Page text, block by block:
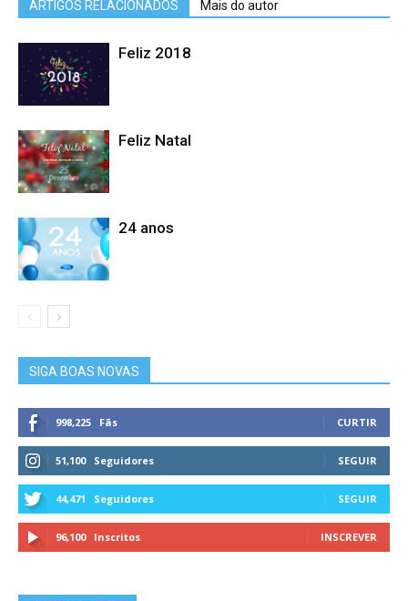
ARTIGOS RELACIONADOS Mais do autor
Feliz 2018
Feliz Natal
24 anos
SIGA BOAS NOVAS
998,225 Fãs CURTIR
51,100 Seguidores SEGUIR
44,471 Seguidores SEGUIR
96,100 Inscritos INSCREVER